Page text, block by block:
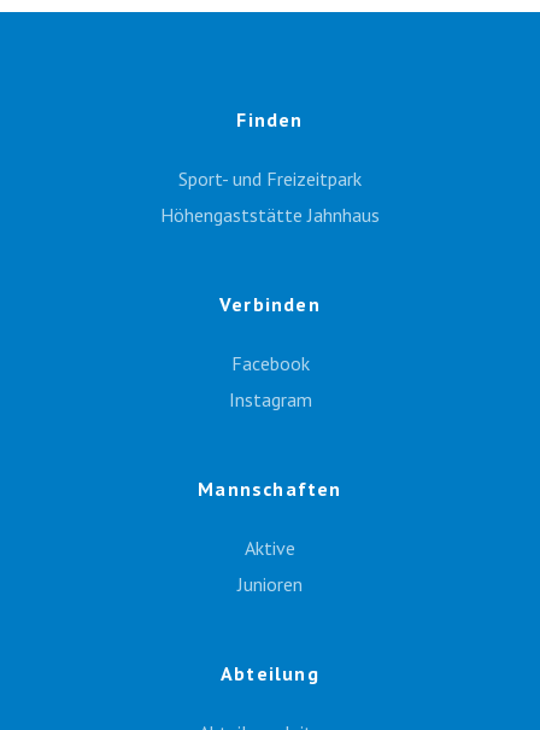
Finden
Sport- und Freizeitpark
Höhengaststätte Jahnhaus
Verbinden
Facebook
Instagram
Mannschaften
Aktive
Junioren
Abteilung